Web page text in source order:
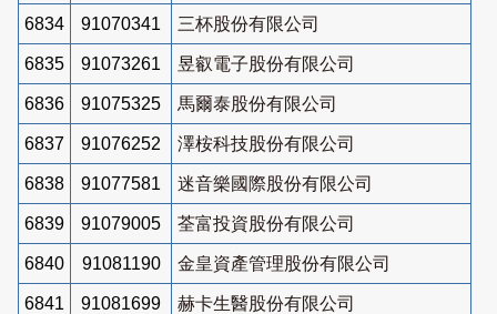
6834 91070341 三杯股份有限公司
6835 91073261 昱叡電子股份有限公司
6836 91075325 馬爾泰股份有限公司
6837 91076252 澤桉科技股份有限公司
6838 91077581 迷音樂國際股份有限公司
6839 91079005 荃富投資股份有限公司
6840 91081190 金皇資產管理股份有限公司
6841 91081699 赫卡生醫股份有限公司